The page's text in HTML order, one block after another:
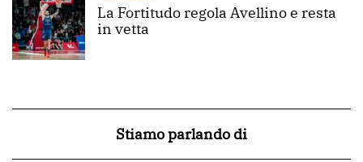
La Fortitudo regola Avellino e resta
in vetta
Stiamo parlando di